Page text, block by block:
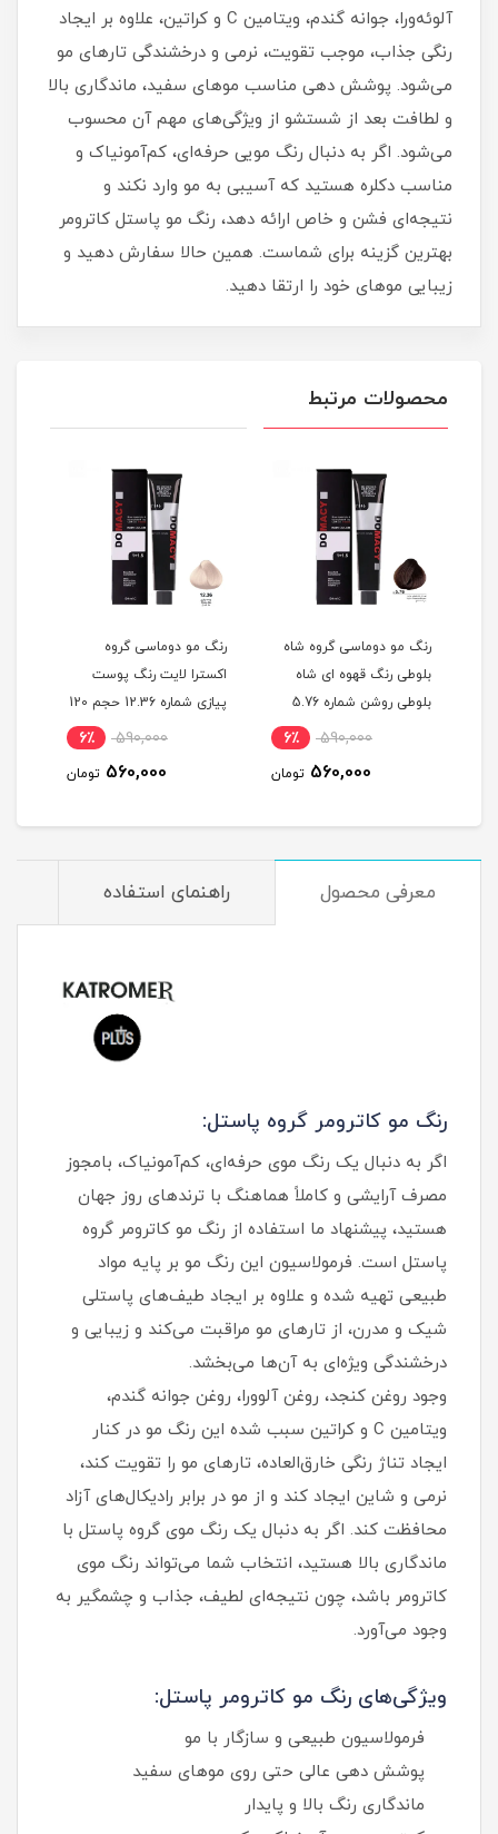
آلوئه‌ورا، جوانه گندم، ویتامین C و کراتین، علاوه بر ایجاد
رنگی جذاب، موجب تقویت، نرمی و درخشندگی تارهای مو
می‌شود. پوشش‌ دهی مناسب موهای سفید، ماندگاری بالا
و لطافت بعد از شستشو از ویژگی‌های مهم آن محسوب
می‌شود. اگر به دنبال رنگ مویی حرفه‌ای، کم‌آمونیاک و
مناسب دکلره هستید که آسیبی به مو وارد نکند و
نتیجه‌ای فشن و خاص ارائه دهد، رنگ مو پاستل کاترومر
بهترین گزینه برای شماست. همین حالا سفارش دهید و
زیبایی موهای خود را ارتقا دهید.
محصولات مرتبط
رنگ مو دوماسی گروه شاه
بلوطی رنگ قهوه ای شاه
بلوطی روشن شماره 5.76
590,000 6٪
560,000 تومان
رنگ مو دوماسی گروه
اکسترا لایت رنگ پوست
پیازی شماره 12.36 حجم 120
590,000 6٪
560,000 تومان
معرفی محصول راهنمای استفاده
رنگ مو کاترومر گروه پاستل:
اگر به دنبال یک رنگ موی حرفه‌ای، کم‌آمونیاک، بامجوز
مصرف آرایشی و کاملاً هماهنگ با ترندهای روز جهان
هستید، پیشنهاد ما استفاده از رنگ مو کاترومر گروه
پاستل است. فرمولاسیون این رنگ مو بر پایه مواد
طبیعی تهیه شده و علاوه بر ایجاد طیف‌های پاستلی
شیک و مدرن، از تارهای مو مراقبت می‌کند و زیبایی و
درخشندگی ویژه‌ای به آن‌ها می‌بخشد.
وجود روغن کنجد، روغن آلوورا، روغن جوانه گندم،
ویتامین C و کراتین سبب شده این رنگ مو در کنار
ایجاد تناژ رنگی خارق‌العاده، تارهای مو را تقویت کند،
نرمی و شاین ایجاد کند و از مو در برابر رادیکال‌های آزاد
محافظت کند. اگر به دنبال یک رنگ موی گروه پاستل با
ماندگاری بالا هستید، انتخاب شما می‌تواند رنگ موی
کاترومر باشد، چون نتیجه‌ای لطیف، جذاب و چشمگیر به
وجود می‌آورد.
ویژگی‌های رنگ مو کاترومر پاستل:
فرمولاسیون طبیعی و سازگار با مو
پوشش‌ دهی عالی حتی روی موهای سفید
ماندگاری رنگ بالا و پایدار